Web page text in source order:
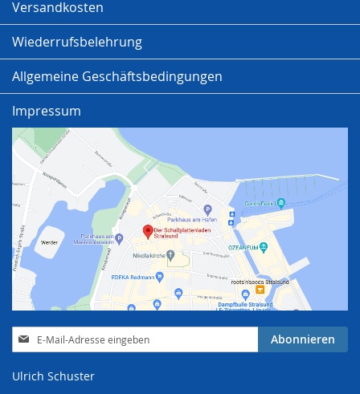
Versandkosten
Wiederrufsbelehrung
Allgemeine Geschäftsbedingungen
Impressum
Anmeldung
zum
Abonnieren
Ulrich Schuster